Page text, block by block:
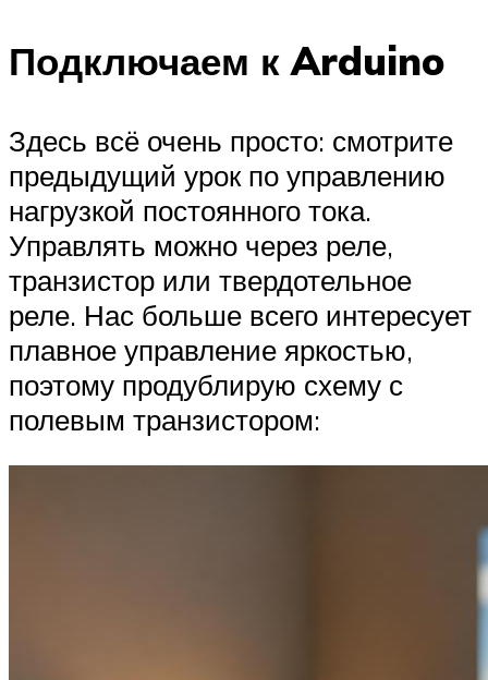
Подключаем к Arduino
Здесь всё очень просто: смотрите
предыдущий урок по управлению
нагрузкой постоянного тока.
Управлять можно через реле,
транзистор или твердотельное
реле. Нас больше всего интересует
плавное управление яркостью,
поэтому продублирую схему с
полевым транзистором: